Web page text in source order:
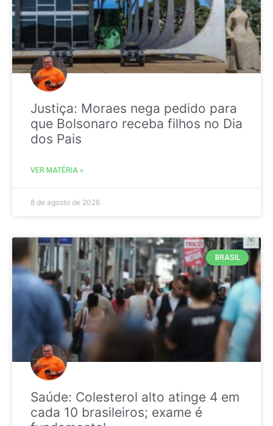
Justiça: Moraes nega pedido para
que Bolsonaro receba filhos no Dia
dos Pais
VER MATÉRIA »
8 de agosto de 2026
BRASIL
Saúde: Colesterol alto atinge 4 em
cada 10 brasileiros; exame é